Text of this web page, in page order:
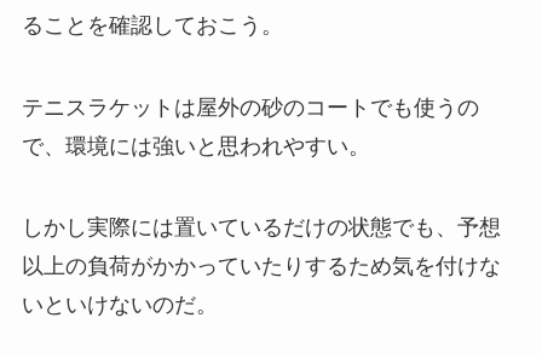
ることを確認しておこう。
テニスラケットは屋外の砂のコートでも使うの
で、環境には強いと思われやすい。
しかし実際には置いているだけの状態でも、予想
以上の負荷がかかっていたりするため気を付けな
いといけないのだ。